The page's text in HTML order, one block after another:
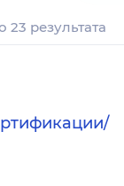
23 результата